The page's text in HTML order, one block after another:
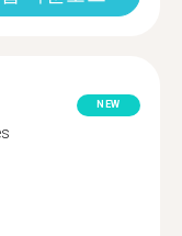
NEW